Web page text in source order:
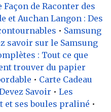
de Raconter des
et Auchan Langon : Des
• Samsung
savoir sur le Samsung
: Tout ce que
trouver du papier
• Carte Cadeau
Savoir • Les
et ses boules praliné •